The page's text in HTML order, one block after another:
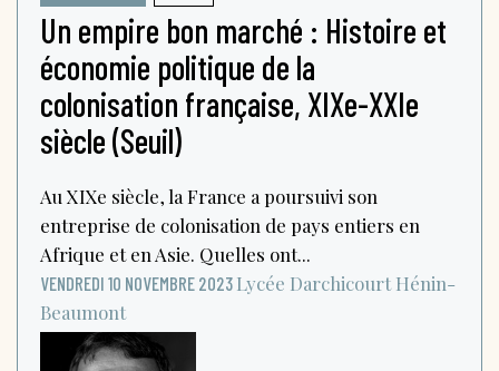
Un empire bon marché : Histoire et
économie politique de la
colonisation française, XIXe-XXIe
siècle (Seuil)
Au XIXe siècle, la France a poursuivi son
entreprise de colonisation de pays entiers en
Afrique et en Asie. Quelles ont...
VENDREDI 10 NOVEMBRE 2023 Lycée Darchicourt Hénin-
Beaumont